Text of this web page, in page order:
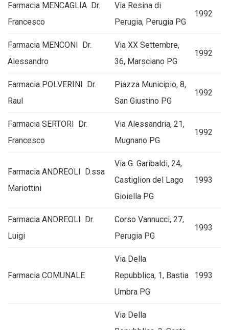
Farmacia MENCAGLIA Dr.
Francesco
Via Resina di
Perugia, Perugia PG
1992
Farmacia MENCONI Dr.
Alessandro
Via XX Settembre,
36, Marsciano PG
1992
Farmacia POLVERINI Dr.
Raul
Piazza Municipio, 8,
San Giustino PG
1992
Farmacia SERTORI Dr.
Francesco
Via Alessandria, 21,
Mugnano PG
1992
Farmacia ANDREOLI D.ssa
Mariottini
Via G. Garibaldi, 24,
Castiglion del Lago
Gioiella PG
1993
Farmacia ANDREOLI Dr.
Luigi
Corso Vannucci, 27,
Perugia PG
1993
Farmacia COMUNALE
Via Della
Repubblica, 1, Bastia
Umbra PG
1993
Via Della